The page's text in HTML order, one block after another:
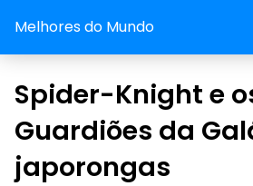
Melhores do Mundo
Spider-Knight e
Guardiões da
japorongas